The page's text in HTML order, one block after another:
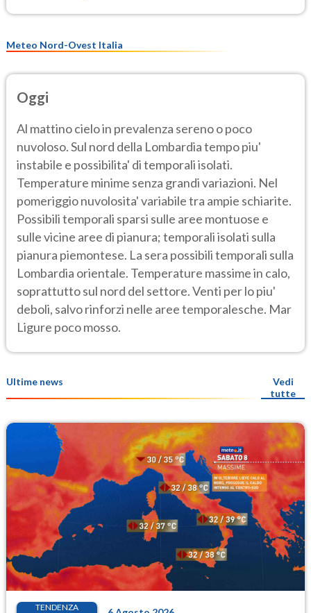
Meteo Nord-Ovest Italia
Oggi
Al mattino cielo in prevalenza sereno o poco
nuvoloso. Sul nord della Lombardia tempo piu'
instabile e possibilita' di temporali isolati.
Temperature minime senza grandi variazioni. Nel
pomeriggio nuvolosita' variabile tra ampie schiarite.
Possibili temporali sparsi sulle aree montuose e
sulle vicine aree di pianura; temporali isolati sulla
pianura piemontese. La sera possibili temporali sulla
Lombardia orientale. Temperature massime in calo,
soprattutto sul nord del settore. Venti per lo piu'
deboli, salvo rinforzi nelle aree temporalesche. Mar
Ligure poco mosso.
Ultime news
Vedi
tutte
TENDENZA